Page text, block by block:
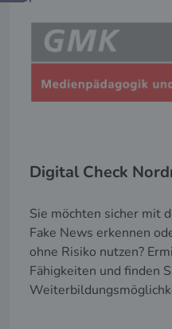
Digital Check
Sie möchten sicher mit
Fake News erkennen
ohne Risiko nutzen?
Fähigkeiten und finden